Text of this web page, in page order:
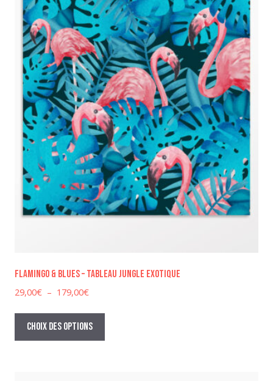
être
choisies
sur
la
page
du
produit
Flamingo & Blues – Tableau jungle exotique
29,00€ – 179,00€Plage
prix :
29,00€
à
Choix des options
Ce
a